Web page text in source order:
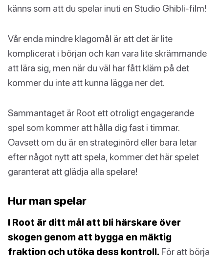
känns som att du spelar inuti en Studio Ghibli-film!
Vår enda mindre klagomål är att det är lite
komplicerat i början och kan vara lite skrämmande
att lära sig, men när du väl har fått kläm på det
kommer du inte att kunna lägga ner det.
Sammantaget är Root ett otroligt engagerande
spel som kommer att hålla dig fast i timmar.
Oavsett om du är en strateginörd eller bara letar
efter något nytt att spela, kommer det här spelet
garanterat att glädja alla spelare!
Hur man spelar
I Root är ditt mål att bli härskare över
skogen genom att bygga en mäktig
fraktion och utöka dess kontroll. För att börja